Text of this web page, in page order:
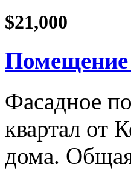
$21,000
Помещение
Фасадное
квартал от
дома.